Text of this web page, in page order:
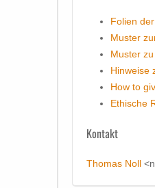
Folien
Muster
Muster
Hinweise
How to
Ethische
Kontakt
Thomas Noll